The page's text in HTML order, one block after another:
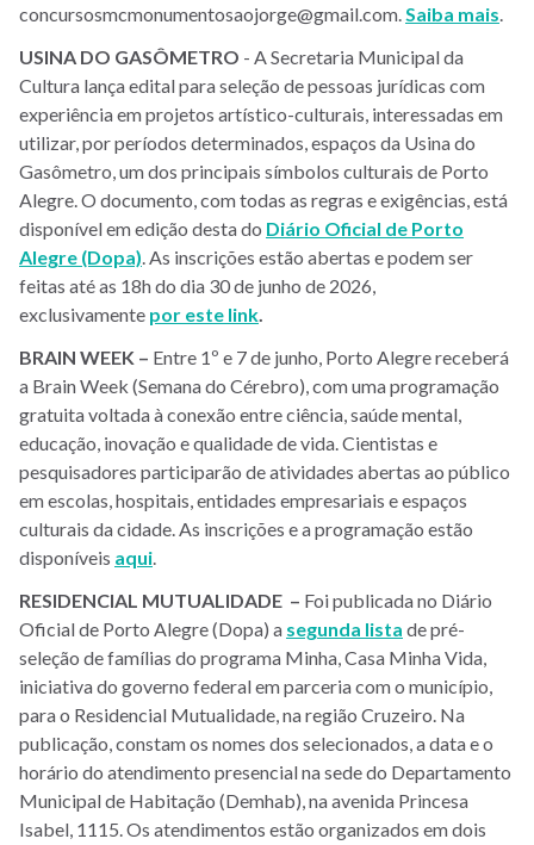
concursosmcmonumentosaojorge@gmail.com. Saiba mais
USINA DO GASÔMETRO - A Secretaria Municipal da
Cultura lança edital para seleção de pessoas jurídicas com
experiência em projetos artístico-culturais, interessadas em
utilizar, por períodos determinados, espaços da Usina do
Gasômetro, um dos principais símbolos culturais de Porto
Alegre. O documento, com todas as regras e exigências, está
disponível em edição desta do Diário Oficial de Porto
Alegre (Dopa) . As inscrições estão abertas e podem ser
feitas até as 18h do dia 30 de junho de 2026,
exclusivamente por este link
BRAIN WEEK – Entre 1º e 7 de junho, Porto Alegre receberá
a Brain Week (Semana do Cérebro), com uma programação
gratuita voltada à conexão entre ciência, saúde mental,
educação, inovação e qualidade de vida. Cientistas e
pesquisadores participarão de atividades abertas ao público
em escolas, hospitais, entidades empresariais e espaços
culturais da cidade. As inscrições e a programação estão
disponíveis aqui
RESIDENCIAL MUTUALIDADE – Foi publicada no Diário
Oficial de Porto Alegre (Dopa) a segunda lista de pré-
seleção de famílias do programa Minha, Casa Minha Vida,
iniciativa do governo federal em parceria com o município,
para o Residencial Mutualidade, na região Cruzeiro. Na
publicação, constam os nomes dos selecionados, a data e o
horário do atendimento presencial na sede do Departamento
Municipal de Habitação (Demhab), na avenida Princesa
Isabel, 1115. Os atendimentos estão organizados em dois